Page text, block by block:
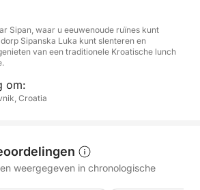
Sipan, waar u eeuwenoude ruïnes kunt
Sipanska Luka kunt slenteren en
van een traditionele Kroatische lunch
om:
Croatia
weergegeven in chronologische